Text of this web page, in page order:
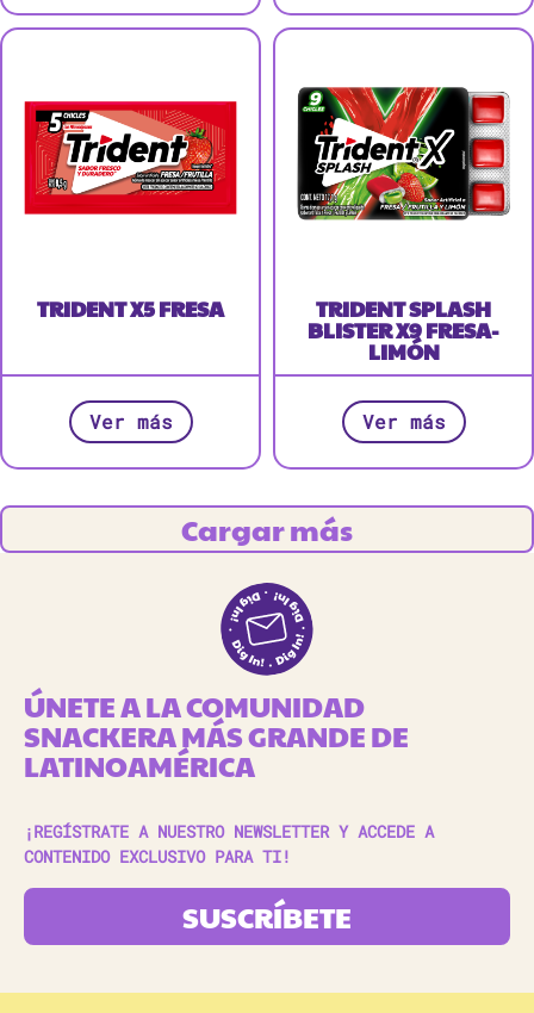
TRIDENT X5 FRESA
Ver más
TRIDENT SPLASH
BLISTER X9 FRESA-
LIMÓN
Ver más
Cargar más
ÚNETE A LA COMUNIDAD
SNACKERA MÁS GRANDE DE
LATINOAMÉRICA
¡REGÍSTRATE A NUESTRO NEWSLETTER Y ACCEDE A
CONTENIDO EXCLUSIVO PARA TI!
SUSCRÍBETE